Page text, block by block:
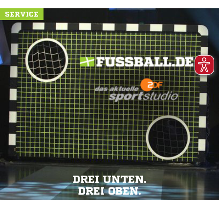
SERVICE
DREI UNTEN.
DREI OBEN.